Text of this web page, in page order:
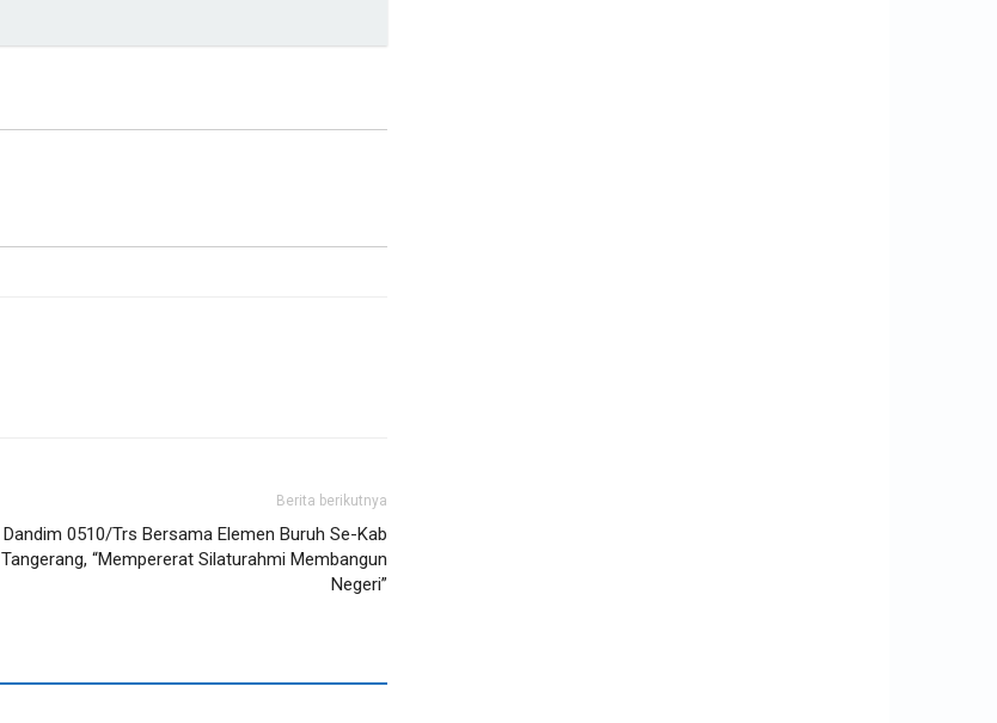
Berita berikutnya
Dandim 0510/Trs Bersama Elemen Buruh Se-Kab
Tangerang, “Mempererat Silaturahmi Membangun
Negeri”